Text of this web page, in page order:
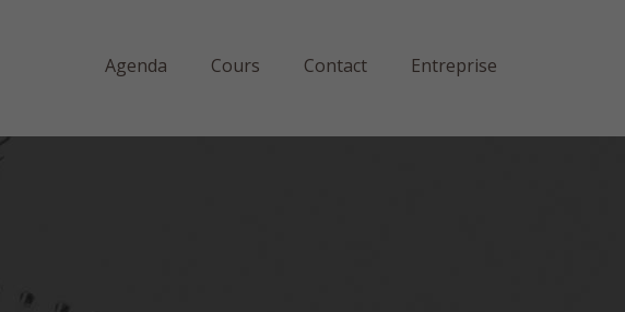
Agenda Cours Contact Entreprise